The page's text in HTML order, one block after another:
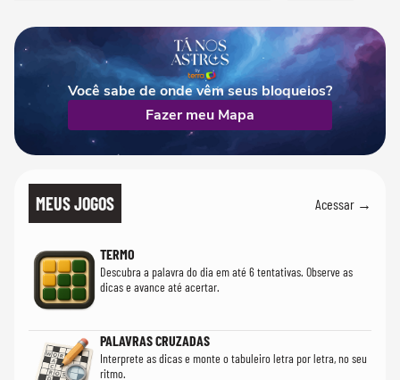
Você sabe de onde vêm seus bloqueios?
Fazer meu Mapa
MEUS JOGOS Acessar →
TERMO
Descubra a palavra do dia em até 6 tentativas. Observe as
dicas e avance até acertar.
PALAVRAS CRUZADAS
Interprete as dicas e monte o tabuleiro letra por letra, no seu
ritmo.